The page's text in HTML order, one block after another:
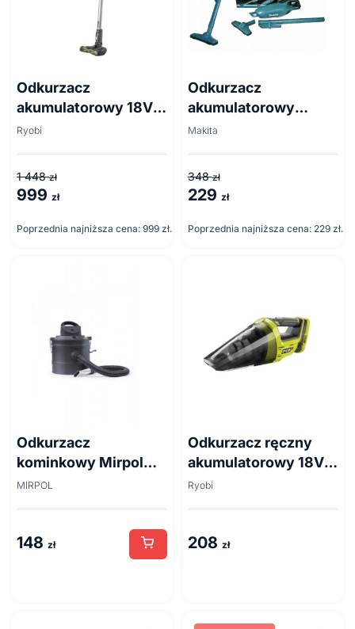
Odkurzacz
akumulatorowy 18V
R18SV7-140G RYOBI
Ryobi
1 448zł
Pierwotna
wynosiła:
999 zł
Aktualna
wynosi:
Poprzednia najniższa cena: 999 zł.
Odkurzacz
akumulatorowy
Makita DCL180Z 30
Makita
348zł
Pierwotna
wynosiła:
229 zł
Aktualna
wynosi:
Poprzednia najniższa cena: 229 zł.
Odkurzacz
kominkowy Mirpol
Mir-Vc2 800W
MIRPOL
148 zł
Odkurzacz ręczny
akumulatorowy 18V
R18HV-0 RYOBI
Ryobi
208 zł